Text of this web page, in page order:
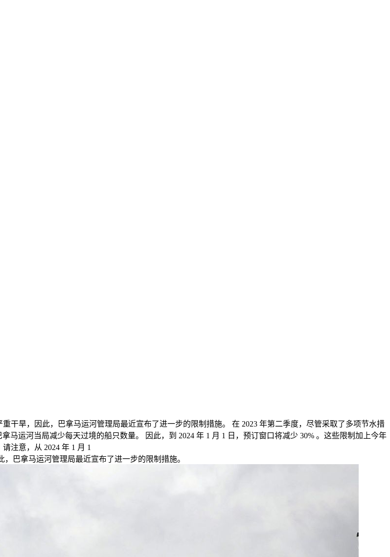
干旱，因此，巴拿马运河管理局最近宣布了进一步的限制措施。 在 2023 年第二季度，尽管采取了多项节水措
马运河当局减少每天过境的船只数量。 因此，到 2024 年 1 月 1 日，预订窗口将减少 30% 。这些限制加上今年
注意，从 2024 年 1 月 1
巴拿马运河管理局最近宣布了进一步的限制措施。